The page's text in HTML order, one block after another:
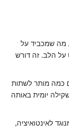
מה שמכביד על
על הלב. זה דורש
כמה מותר לשתות
יומית באותה
לאינטואיציה,